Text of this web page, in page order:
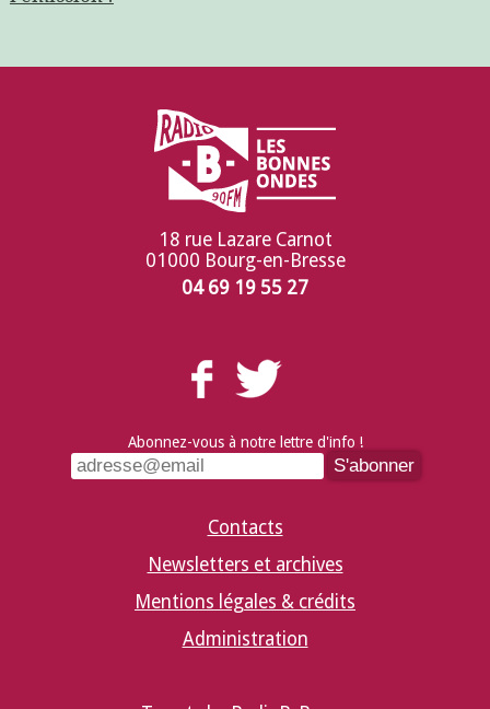
18 rue Lazare Carnot
01000 Bourg-en-Bresse
04 69 19 55 27
Abonnez-vous à notre lettre d'info !
Contacts
Newsletters et archives
Mentions légales & crédits
Administration